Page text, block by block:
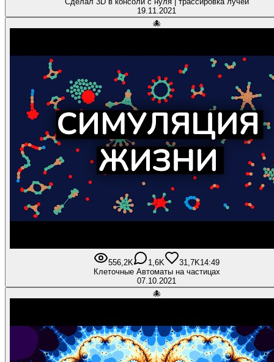
19.11.2021
🐙
556,2K 1,6K 31,7K14:49
Клеточные Автоматы на частицах
07.10.2021
🐙